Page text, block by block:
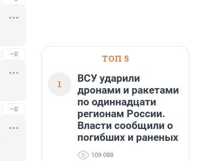
–0
–0
ТОП 5
1
ВСУ ударили
дронами и ракетами
по одиннадцати
регионам России.
Власти сообщили о
погибших и раненых
109 088